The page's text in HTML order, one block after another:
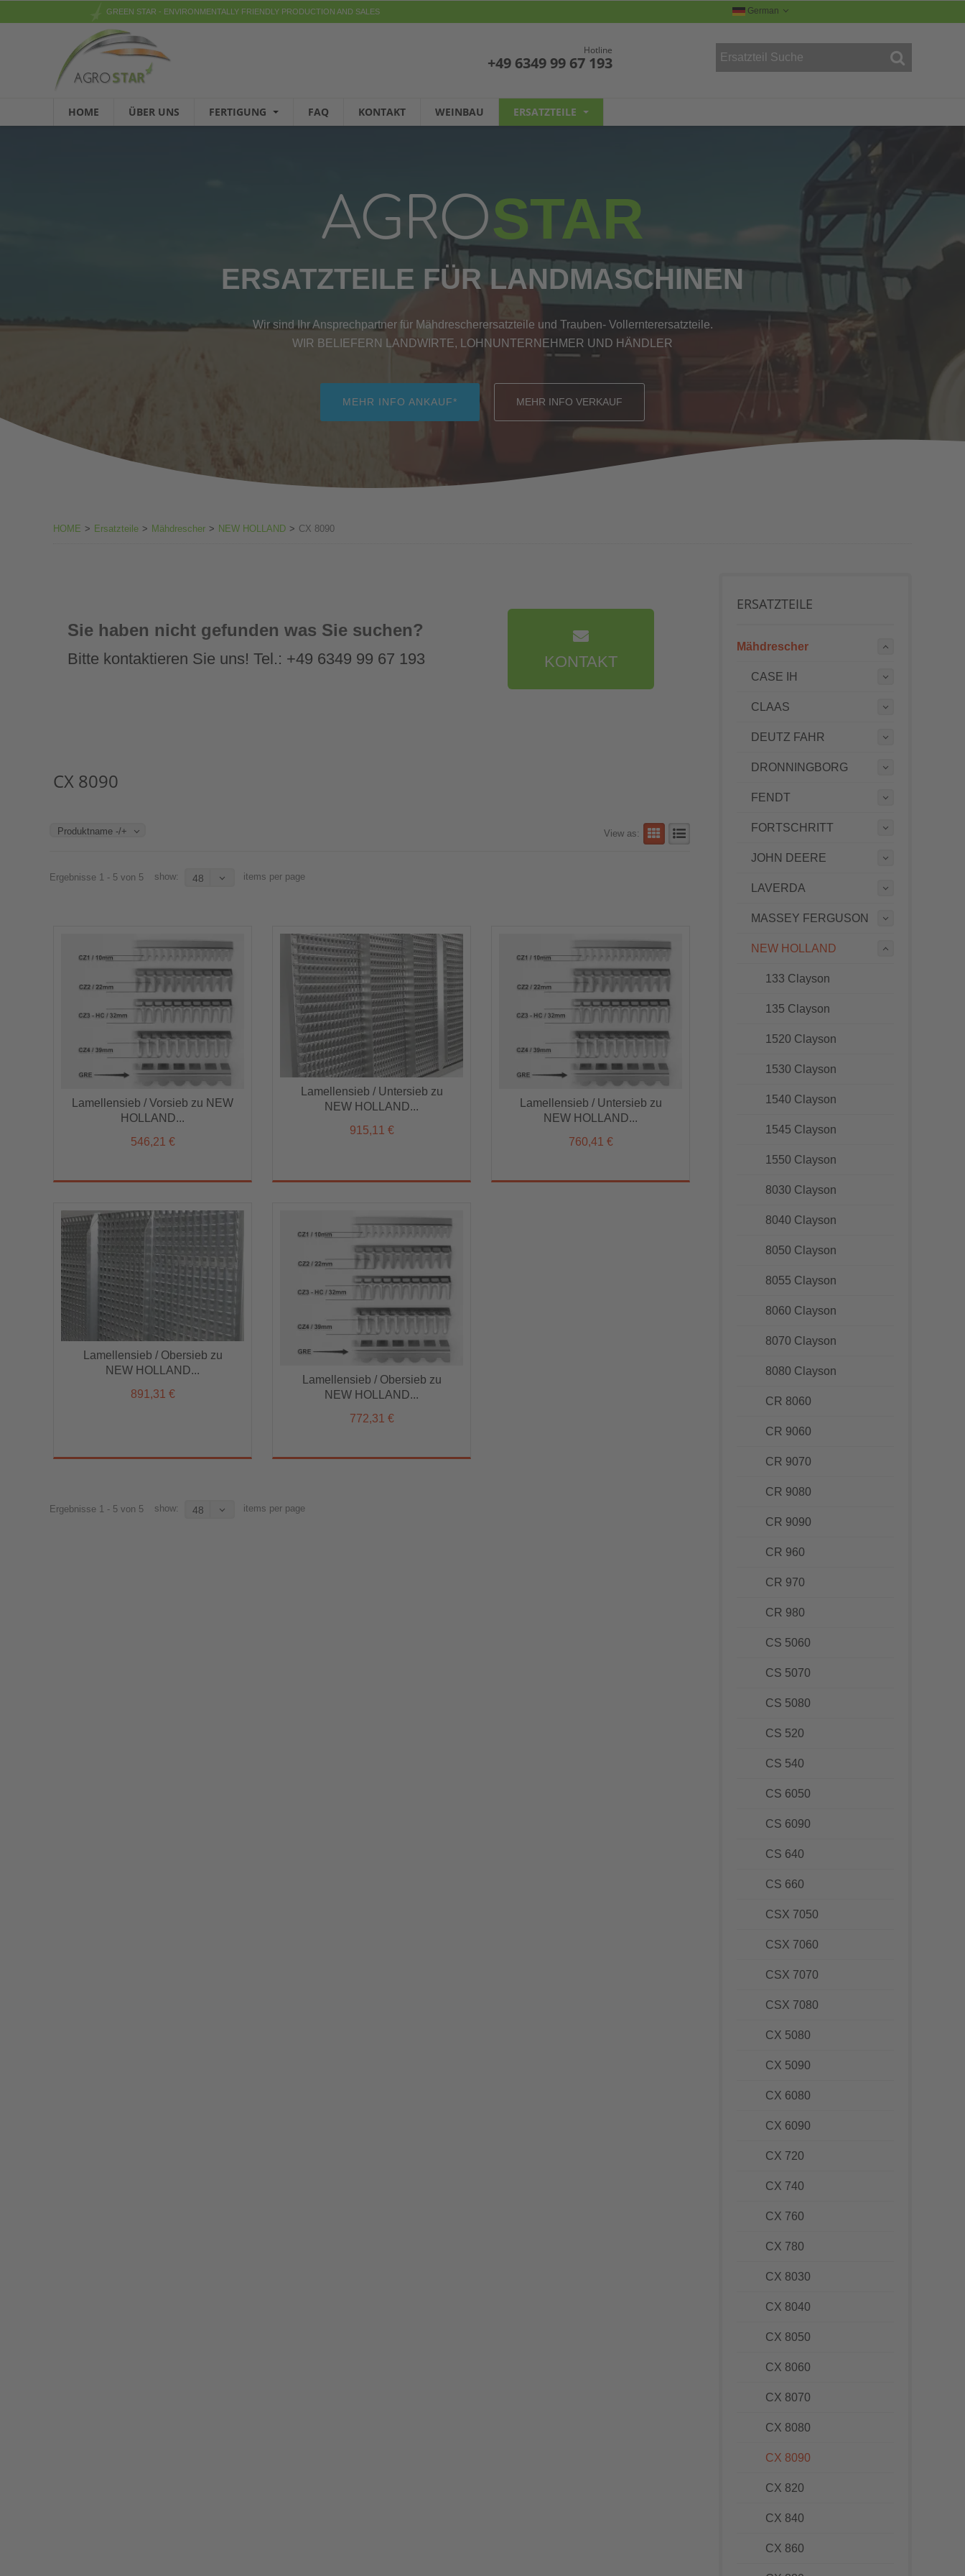
GREEN STAR - ENVIRONMENTALLY FRIENDLY PRODUCTION AND SALES German
Hotline
+49 6349 99 67 193
HOME ÜBER UNS FERTIGUNG FAQ KONTAKT WEINBAU ERSATZTEILE
AGROSTAR
ERSATZTEILE FÜR LANDMASCHINEN
Wir sind Ihr Ansprechpartner für Mähdrescherersatzteile und Trauben- Vollernterersatzteile.
WIR BELIEFERN LANDWIRTE, LOHNUNTERNEHMER UND HÄNDLER
MEHR INFO ANKAUF* MEHR INFO VERKAUF
HOME > Ersatzteile > Mähdrescher > NEW HOLLAND > CX 8090
Sie haben nicht gefunden was Sie suchen?
Bitte kontaktieren Sie uns! Tel.: +49 6349 99 67 193 KONTAKT
CX 8090
View as:
Produktname -/+
Ergebnisse 1 - 5 von 5 show: 48 items per page
Lamellensieb / Vorsieb zu NEW
HOLLAND...
546,21 €
Lamellensieb / Vorsieb zu NEW
HOLLAND...
Lamellensieb / Untersieb zu
NEW HOLLAND...
915,11 €
Lamellensieb / Untersieb zu
NEW HOLLAND...
915,11 €
Lamellensieb / Untersieb zu
NEW HOLLAND...
760,41 €
Lamellensieb / Untersieb zu
NEW HOLLAND...
Lamellensieb / Obersieb zu
NEW HOLLAND...
891,31 €
Lamellensieb / Obersieb zu
NEW HOLLAND...
Lamellensieb / Obersieb zu
NEW HOLLAND...
772,31 €
Lamellensieb / Obersieb zu
NEW HOLLAND...
Ergebnisse 1 - 5 von 5 show: 48 items per page
ERSATZTEILE
Mähdrescher
CASE IH
CLAAS
DEUTZ FAHR
DRONNINGBORG
FENDT
FORTSCHRITT
JOHN DEERE
LAVERDA
MASSEY FERGUSON
NEW HOLLAND
133 Clayson
135 Clayson
1520 Clayson
1530 Clayson
1540 Clayson
1545 Clayson
1550 Clayson
8030 Clayson
8040 Clayson
8050 Clayson
8055 Clayson
8060 Clayson
8070 Clayson
8080 Clayson
CR 8060
CR 9060
CR 9070
CR 9080
CR 9090
CR 960
CR 970
CR 980
CS 5060
CS 5070
CS 5080
CS 520
CS 540
CS 6050
CS 6090
CS 640
CS 660
CSX 7050
CSX 7060
CSX 7070
CSX 7080
CX 5080
CX 5090
CX 6080
CX 6090
CX 720
CX 740
CX 760
CX 780
CX 8030
CX 8040
CX 8050
CX 8060
CX 8070
CX 8080
CX 8090
CX 820
CX 840
CX 860